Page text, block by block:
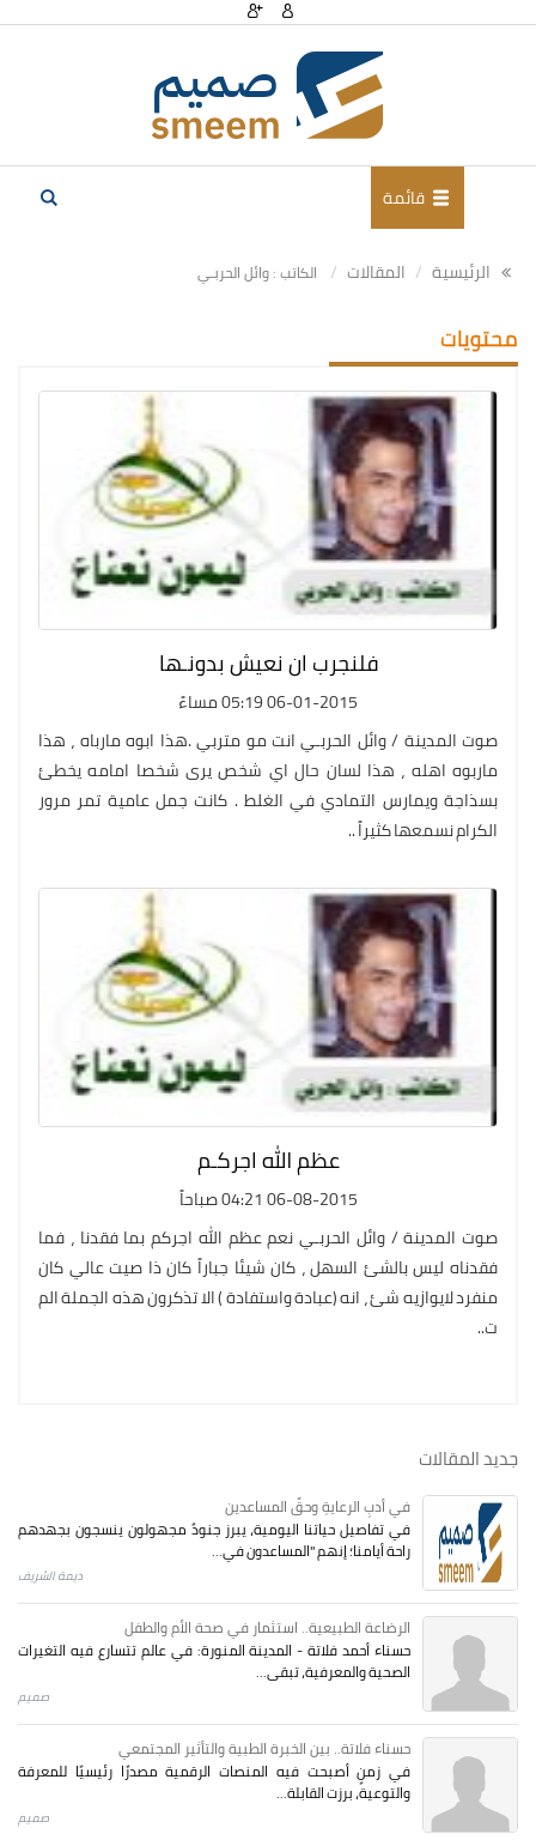
قائمة
الرئيسية المقالات الكاتب : وائل الحربـي
محتويات
فلنجرب ان نعيش بدونـها
06-01-2015 05:19 مساءً
صوت المدينة / وائل الحربـي انت مو متربي .هذا ابوه مارباه ، هذا
ماربوه اهله ، هذا لسان حال اي شخص يرى شخصا امامه يخطئ
بسذاجة ويمارس التمادي في الغلط . كانت جمل عامية تمر مرور
الكرام نسمعها كثيراً ..
عظم الله اجركـم
06-08-2015 04:21 صباحاً
صوت المدينة / وائل الحربـي نعم عظم الله اجركم بما فقدنا ، فما
فقدناه ليس بالشئ السهل ، كان شيئا جباراً كان ذا صيت عالي كان
منفرد لايوازيه شئ ، انه (عبادة واستفادة ) الا تذكرون هذه الجملة الم
ت..
جديد المقالات
في أدبِ الرعايةِ وحقِّ المساعدين
في تفاصيل حياتنا اليومية، يبرز جنودٌ مجهولون ينسجون بجهدهم
راحة أيامنا؛ إنهم "المساعدون في...
ديمة الشريف
الرضاعة الطبيعية.. استثمار في صحة الأم والطفل
حسناء أحمد فلاتة - المدينة المنورة: في عالم تتسارع فيه التغيرات
الصحية والمعرفية، تبقى...
صميم
حسناء فلاتة.. بين الخبرة الطبية والتأثير المجتمعي
في زمنٍ أصبحت فيه المنصات الرقمية مصدرًا رئيسيًا للمعرفة
والتوعية، برزت القابلة...
صميم